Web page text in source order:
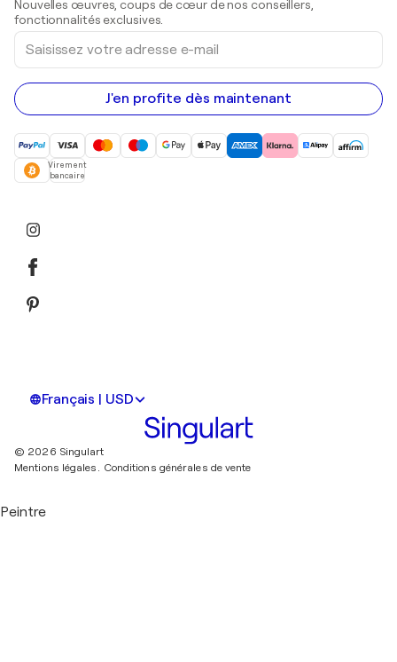
Peintures acryliques
Nouvelles œuvres, coups de cœur de nos conseillers,
fonctionnalités exclusives.
Saisissez
votre
adresse
e-
mail
J'en profite dès maintenant
Virement
bancaire
Français | USD
© 2026 Singulart
Mentions légales.
Conditions générales de vente
Peintre